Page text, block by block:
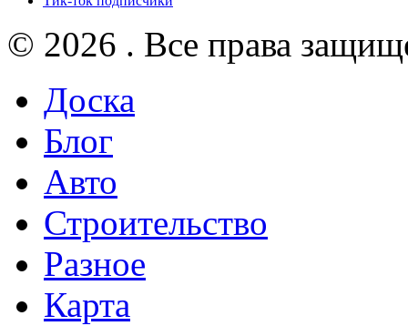
© 2026 . Все права
Доска
Блог
Авто
Строительство
Разное
Карта